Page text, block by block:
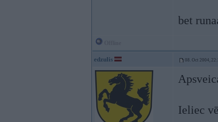
bet
edzulis 08. Oct 2004,
Ieliec